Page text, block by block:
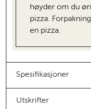
høyder om du
pizza.
en pizza.
Spesifikasjoner
Utskrifter